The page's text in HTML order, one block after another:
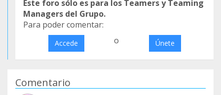
Este foro sólo es para los Teamers y Teaming
Managers del Grupo.
Para poder comentar:
Accede o Únete
Comentario